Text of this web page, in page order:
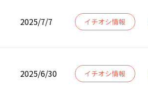
2025/7/7 イチオシ情報
2025/6/30 イチオシ情報